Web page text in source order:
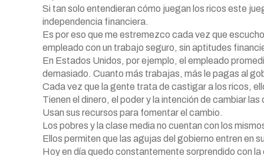
Si tan solo entendieran cómo juegan los ricos este
independencia financiera.
Es por eso que me estremezco cada vez que
empleado con un trabajo seguro, sin aptitudes
En Estados Unidos, por ejemplo, el empleado
demasiado. Cuanto más trabajas, más le pagas al
Cada vez que la gente trata de castigar a los ricos,
Tienen el dinero, el poder y la intención de cambiar
Usan sus recursos para fomentar el cambio.
Los pobres y la clase media no cuentan con los
Ellos permiten que las agujas del gobierno entren en
Hoy en día quedo constantemente sorprendido con